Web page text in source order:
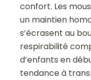
confort. Les
un maintien
s’écrasent au
respirabilité
d’enfants en
tendance à